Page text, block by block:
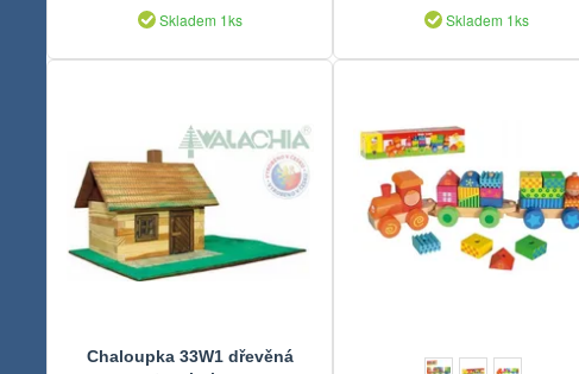
Skladem 1ks Skladem 1ks
Chaloupka 33W1 dřevěná